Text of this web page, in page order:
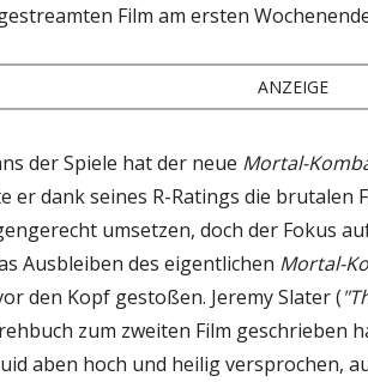
Film am ersten
ANZEIGE
der Spiele hat der neue Mortal-
er dank seines R-Ratings die brutalen
umsetzen, doch der Fokus
Ausbleiben des eigentlichen Mortal-
den Kopf gestoßen. Jeremy Slater (
zum zweiten Film geschrieben
aben hoch und heilig versprochen,